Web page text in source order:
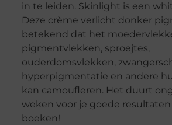
in te leiden. Skinlight is een
Deze crème verlicht donker
betekend dat het
pigmentvlekken, sproejtes,
ouderdomsvlekken,
hyperpigmentatie en andere
kan camoufleren. Het duurt
weken voor je goede
boeken!